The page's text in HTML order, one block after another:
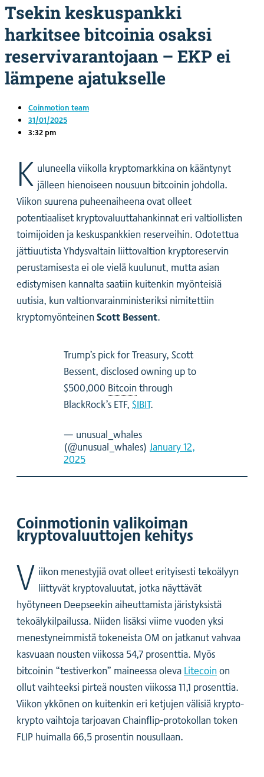
Tsekin keskuspankki
harkitsee bitcoinia osaksi
reservivarantojaan – EKP ei
lämpene ajatukselle
Coinmotion team
31/01/2025
3:32 pm
K uluneella viikolla kryptomarkkina on kääntynyt
jälleen hienoiseen nousuun bitcoinin johdolla.
Viikon suurena puheenaiheena ovat olleet
potentiaaliset kryptovaluuttahankinnat eri valtiollisten
toimijoiden ja keskuspankkien reserveihin. Odotettua
jättiuutista Yhdysvaltain liittovaltion kryptoreservin
perustamisesta ei ole vielä kuulunut, mutta asian
edistymisen kannalta saatiin kuitenkin myönteisiä
uutisia, kun valtionvarainministeriksi nimitettiin
kryptomyönteinenScott Bessent.
Trump’s pick for Treasury, Scott
Bessent, disclosed owning up to
$500,000 Bitcointhrough
BlackRock’s ETF,$IBIT.
— unusual_whales
(@unusual_whales) January 12,
2025
Coinmotionin valikoiman
kryptovaluuttojen kehitys
V iikon menestyjiä ovat olleet erityisesti tekoälyyn
liittyvät kryptovaluutat, jotka näyttävät
hyötyneen Deepseekin aiheuttamista järistyksistä
tekoälykilpailussa. Niiden lisäksi viime vuoden yksi
menestyneimmistä tokeneista OM on jatkanut vahvaa
kasvuaan nousten viikossa 54,7 prosenttia. Myös
bitcoinin “testiverkon” maineessa olevaLitecoinon
ollut vaihteeksi pirteä nousten viikossa 11,1 prosenttia.
Viikon ykkönen on kuitenkin eri ketjujen välisiä krypto-
krypto vaihtoja tarjoavan Chainflip-protokollan token
FLIP huimalla 66,5 prosentin nousullaan.